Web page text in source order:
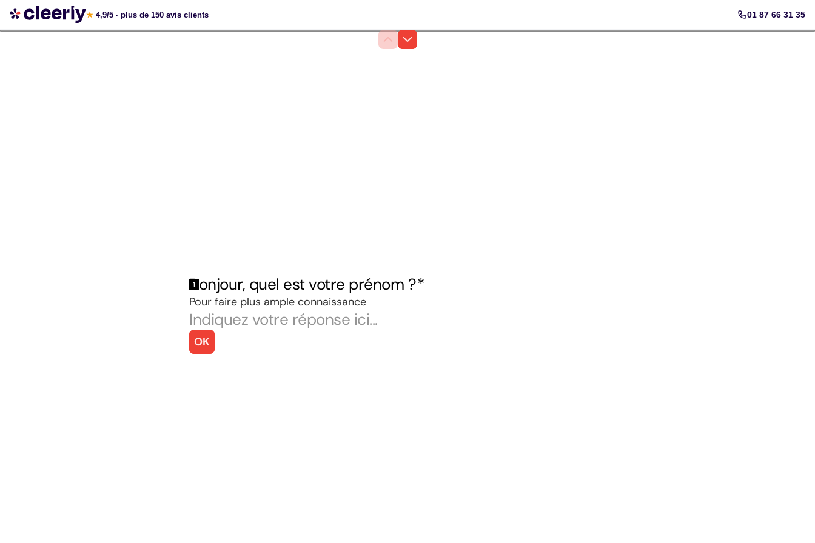
Votre simulation gratuite et personnalisée
★ 4,9/5 · plus de 150 avis clients 01 87 66 31 35